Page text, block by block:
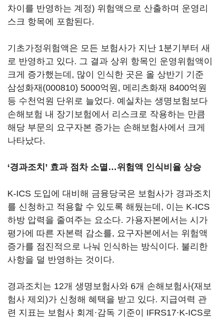
차이를 반영하는 계정) 위험액으로 산출하며 운영리
스크 항목에 포함된다.
기초가정위험액은 모든 보험사가 지난 1분기부터 새
로 반영하고 있다. 그 결과 상위 항목인 운영위험액이
크게 증가했는데, 많이 인식한 곳은 올 상반기 기준
삼성화재(000810) 5000억원, 메리츠화재 8400억원
등 수천억원 단위로 늘었다. 예실차는 생명보험보다
손해보험 내 장기보험에서 리스크로 작용하는 만큼
해당 부문의 요구자본 증가는 손해보험사에서 크게
나타났다.
‘경과조치 ’ 효과 점차 소멸…위험액 인식비율 상승
K-ICS 도입에 대비해 금융당국은 보험사가 경과조치
를 신청하고 적용할 수 있도록 해뒀는데, 이는 K-ICS
하방 압력을 줄여주는 요소다. 가용자본에서는 시가
평가에 따른 자본력 감소를, 요구자본에서는 위험액
증가를 점진적으로 나눠 인식하는 방식이다. 불리한
사항을 덜 반영하는 것이다.
경과조치는 12개 생명보험사와 6개 손해보험사(재보
험사 제외)가 신청해 혜택을 받고 있다. 지급여력 관
련 지표는 보험사 회계·감독 기준이 IFRS17·K-ICS로